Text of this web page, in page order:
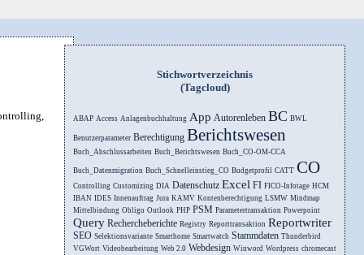
Stichwortverzeichnis
(Tagcloud)
ABAP Access Anlagenbuchhaltung App Autorenleben BC BWL
Benutzerparameter Berechtigung Berichtswesen
Buch_Abschlussarbeiten Buch_Berichtswesen Buch_CO-OM-CCA
Buch_Datenmigration Buch_Schnelleinstieg_CO Budgetprofil CATT CO
Controlling Customizing DIA Datenschutz Excel FI FICO-Infotage HCM
IBAN IDES Innenauftrag Jura KAMV Kontenberechtigung LSMW Mindmap
Mittelbindung Obligo Outlook PHP PSM Parametertransaktion Powerpoint
Query Rechercheberichte Registry Reporttransaktion Reportwriter
SEO Selektionsvariante Smarthome Smartwatch Stammdaten Thunderbird
VGWort Videobearbeitung Web 2.0 Webdesign Winword Wordpress chromecast